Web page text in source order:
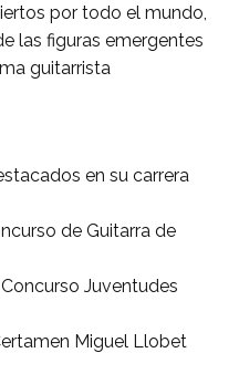
por todo el mundo,
las figuras emergentes
guitarrista
en su carrera
de Guitarra de
Juventudes
Miguel Llobet